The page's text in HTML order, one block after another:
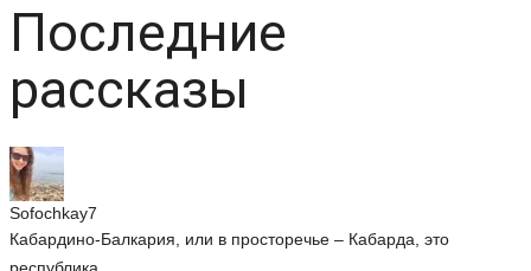
Последние
рассказы
Sofochkay7
Кабардино-Балкария, или в просторечье – Кабарда, это